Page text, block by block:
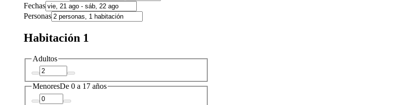
Fechas
Personas
Habitación 1
Adultos
MenoresDe 0 a 17 años